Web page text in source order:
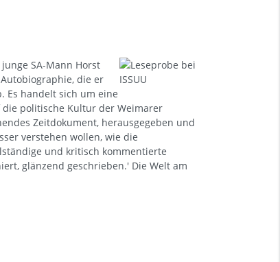
SA-Mann Horst
die er
Es handelt sich um eine
politische Kultur der Weimarer
Zeitdokument, herausgegeben und
verstehen wollen, wie die
und kritisch kommentierte
glänzend geschrieben.' Die Welt am